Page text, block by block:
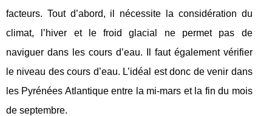
facteurs. Tout d’abord, il nécessite la considération du
climat, l’hiver et le froid glacial ne permet pas de
naviguer dans les cours d’eau. Il faut également vérifier
le niveau des cours d’eau. L’idéal est donc de venir dans
les Pyrénées Atlantique entre la mi-mars et la fin du mois
de septembre.